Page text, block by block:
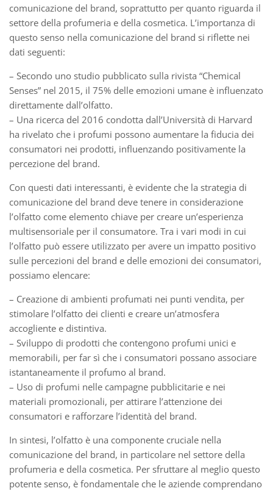
comunicazione del brand, soprattutto per quanto riguarda il
settore della profumeria e della cosmetica. L’importanza di
questo senso nella comunicazione del brand si riflette nei
dati seguenti:
– Secondo uno studio pubblicato sulla rivista “Chemical
Senses” nel 2015, il 75% delle emozioni umane è influenzato
direttamente dall’olfatto.
– Una ricerca del 2016 condotta dall’Università di Harvard
ha rivelato che i profumi possono aumentare la fiducia dei
consumatori nei prodotti, influenzando positivamente la
percezione del brand.
Con questi dati interessanti, è evidente che la strategia di
comunicazione del brand deve tenere in considerazione
l’olfatto come elemento chiave per creare un’esperienza
multisensoriale per il consumatore. Tra i vari modi in cui
l’olfatto può essere utilizzato per avere un impatto positivo
sulle percezioni del brand e delle emozioni dei consumatori,
possiamo elencare:
– Creazione di ambienti profumati nei punti vendita, per
stimolare l’olfatto dei clienti e creare un’atmosfera
accogliente e distintiva.
– Sviluppo di prodotti che contengono profumi unici e
memorabili, per far sì che i consumatori possano associare
istantaneamente il profumo al brand.
– Uso di profumi nelle campagne pubblicitarie e nei
materiali promozionali, per attirare l’attenzione dei
consumatori e rafforzare l’identità del brand.
In sintesi, l’olfatto è una componente cruciale nella
comunicazione del brand, in particolare nel settore della
profumeria e della cosmetica. Per sfruttare al meglio questo
potente senso, è fondamentale che le aziende comprendano